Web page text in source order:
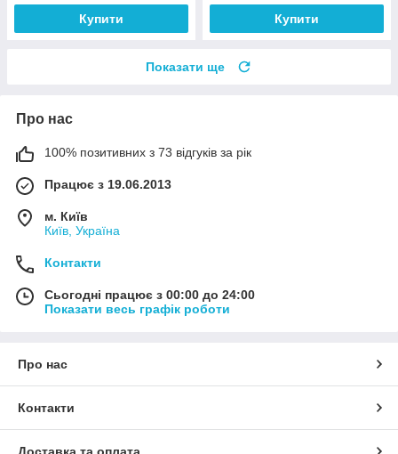
Купити Купити
Показати ще
Про нас
100% позитивних з 73 відгуків за рік
Працює з 19.06.2013
м. Київ
Київ, Україна
Контакти
Сьогодні працює з 00:00 до 24:00
Показати весь графік роботи
Про нас
Контакти